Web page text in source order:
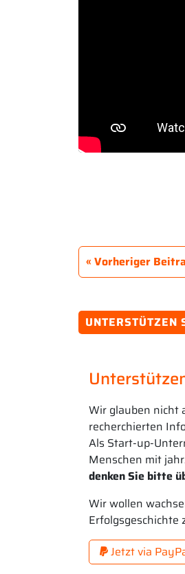
Vorheriger
UNTERSTÜTZEN
Wir glauben nicht
recherchierten
Als Start-up-
Menschen mit
denken Sie bitte
Wir wollen
Erfolgsgeschichte
Jetzt via